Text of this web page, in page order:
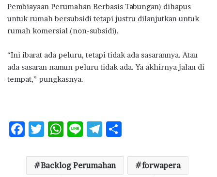
Pembiayaan Perumahan Berbasis Tabungan) dihapus
untuk rumah bersubsidi tetapi justru dilanjutkan untuk
rumah komersial (non-subsidi).
“Ini ibarat ada peluru, tetapi tidak ada sasarannya. Atau
ada sasaran namun peluru tidak ada. Ya akhirnya jalan di
tempat,” pungkasnya.
F
e
T
it
W
at
Li
e
T
e ar
Backlog Perumahan forwapera